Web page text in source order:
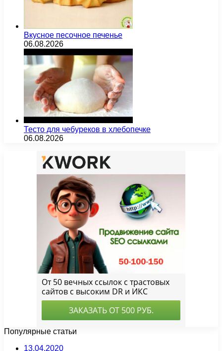
Вкусное песочное печенье
06.08.2026
Тесто для чебуреков в хлебопечке
06.08.2026
Популярные статьи
13.04.2020